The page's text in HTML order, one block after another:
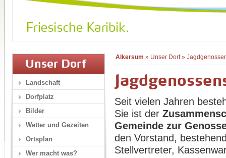
Alkersum » Unser Dorf»
Seit vielen Jahren
Sie ist der
Gemeinde zur
den Vorstand,
Stellvertreter,
Unser Dorf
Landschaft
Dorfplatz
Bilder
Wetter und Gezeiten
Ortsplan
Wer macht was?